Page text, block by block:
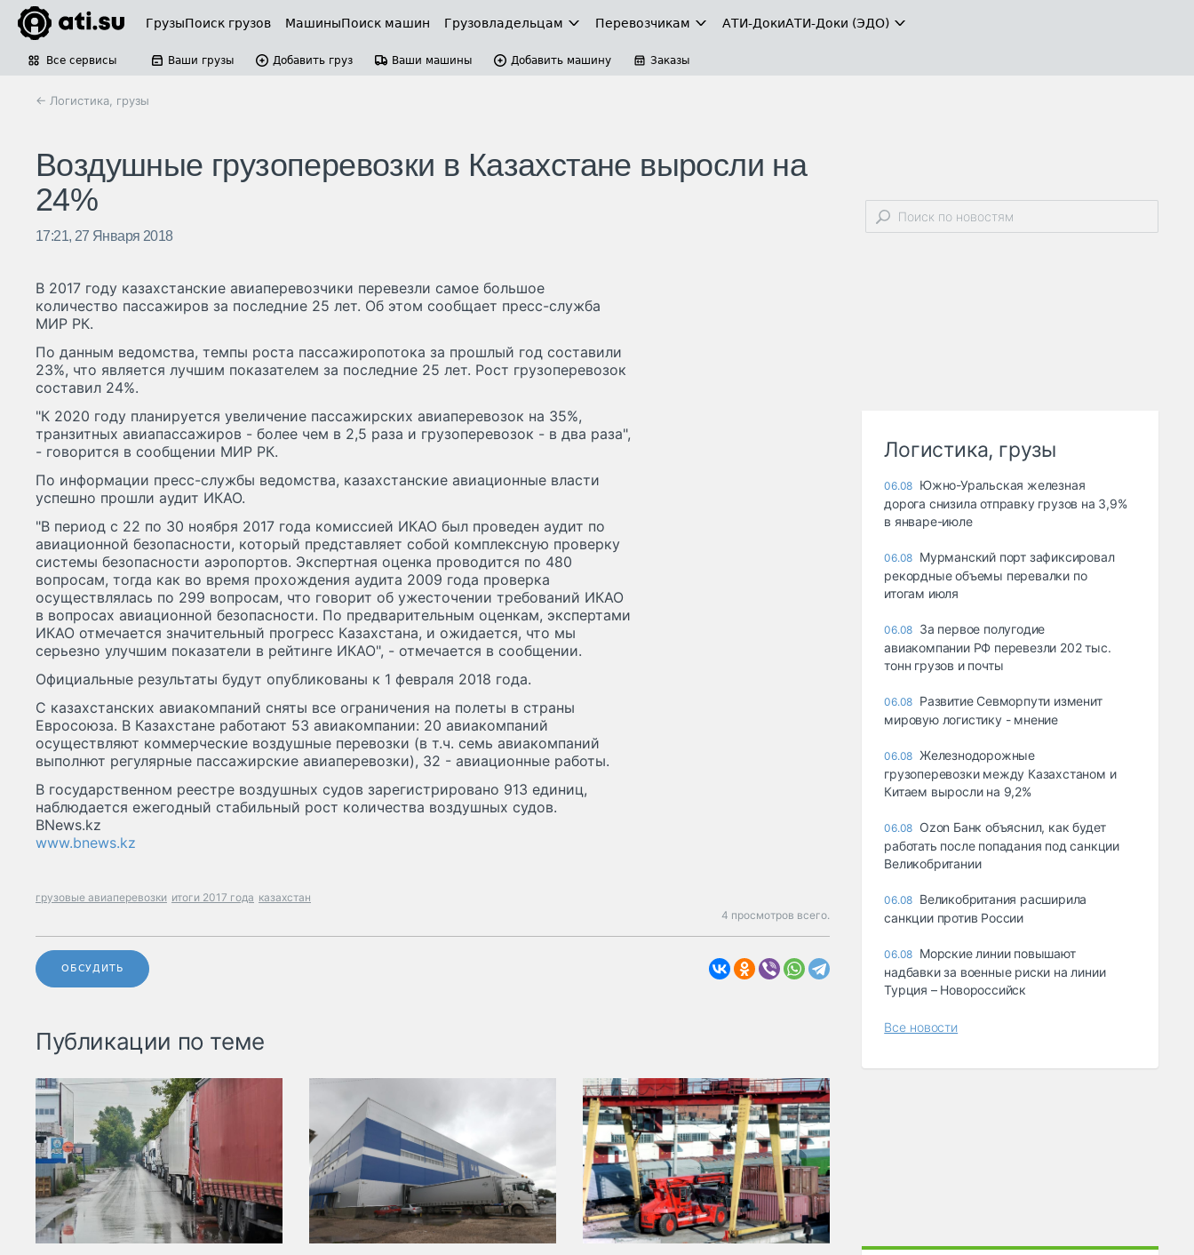
ГрузыПоиск грузов МашиныПоиск машин Грузовладельцам Перевозчикам АТИ-ДокиАТИ-Доки (ЭДО)
Все сервисы Ваши грузы Добавить груз Ваши машины Добавить машину Заказы
← Логистика, грузы
Воздушные грузоперевозки в Казахстане выросли на
24%
17:21, 27 Января 2018
В 2017 году казахстанские авиаперевозчики перевезли самое большое
количество пассажиров за последние 25 лет. Об этом сообщает пресс-служба
МИР РК.
По данным ведомства, темпы роста пассажиропотока за прошлый год составили
23%, что является лучшим показателем за последние 25 лет. Рост грузоперевозок
составил 24%.
"К 2020 году планируется увеличение пассажирских авиаперевозок на 35%,
транзитных авиапассажиров - более чем в 2,5 раза и грузоперевозок - в два раза",
- говорится в сообщении МИР РК.
По информации пресс-службы ведомства, казахстанские авиационные власти
успешно прошли аудит ИКАО.
"В период с 22 по 30 ноября 2017 года комиссией ИКАО был проведен аудит по
авиационной безопасности, который представляет собой комплексную проверку
системы безопасности аэропортов. Экспертная оценка проводится по 480
вопросам, тогда как во время прохождения аудита 2009 года проверка
осуществлялась по 299 вопросам, что говорит об ужесточении требований ИКАО
в вопросах авиационной безопасности. По предварительным оценкам, экспертами
ИКАО отмечается значительный прогресс Казахстана, и ожидается, что мы
серьезно улучшим показатели в рейтинге ИКАО", - отмечается в сообщении.
Официальные результаты будут опубликованы к 1 февраля 2018 года.
С казахстанских авиакомпаний сняты все ограничения на полеты в страны
Евросоюза. В Казахстане работают 53 авиакомпании: 20 авиакомпаний
осуществляют коммерческие воздушные перевозки (в т.ч. семь авиакомпаний
выполнют регулярные пассажирские авиаперевозки), 32 - авиационные работы.
В государственном реестре воздушных судов зарегистрировано 913 единиц,
наблюдается ежегодный стабильный рост количества воздушных судов.
BNews.kz
www.bnews.kz
грузовые авиаперевозки итоги 2017 года казахстан
4 просмотров всего.
ОБСУДИТЬ
Публикации по теме
Логистика, грузы
06.08 Южно-Уральская железная
дорога снизила отправку грузов на 3,9%
в январе-июле
06.08 Мурманский порт зафиксировал
рекордные объемы перевалки по
итогам июля
06.08 За первое полугодие
авиакомпании РФ перевезли 202 тыс.
тонн грузов и почты
06.08 Развитие Севморпути изменит
мировую логистику - мнение
06.08 Железнодорожные
грузоперевозки между Казахстаном и
Китаем выросли на 9,2%
06.08 Ozon Банк объяснил, как будет
работать после попадания под санкции
Великобритании
06.08 Великобритания расширила
санкции против России
06.08 Морские линии повышают
надбавки за военные риски на линии
Турция – Новороссийск
Все новости